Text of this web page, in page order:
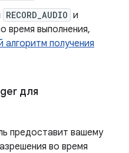
RECORD_AUDIO и
время выполнения,
алгоритм получения
для
предоставит вашему
во время